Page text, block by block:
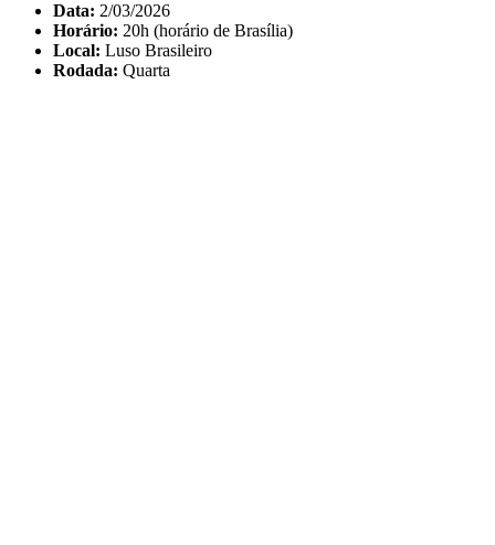
Data: 2/03/2026
Horário: 20h (horário de Brasília)
Local: Luso Brasileiro
Rodada: Quarta